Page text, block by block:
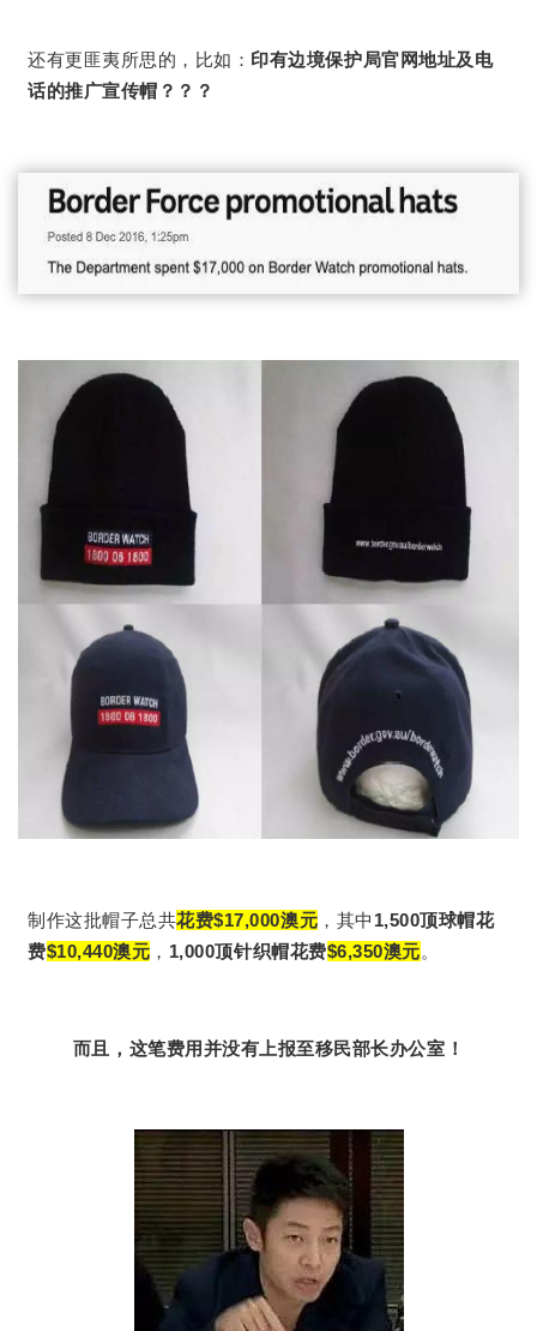
还有更匪夷所思的，比如： 印有边境保护局官网地址及电
话的推广宣传帽？？？
制作这批帽子总共花费$17,000澳元 ，其中 1,500顶球帽花
费$10,440澳元 ， 1,000顶针织帽花费$6,350澳元。
而且，这笔费用并没有上报至移民部长办公室！